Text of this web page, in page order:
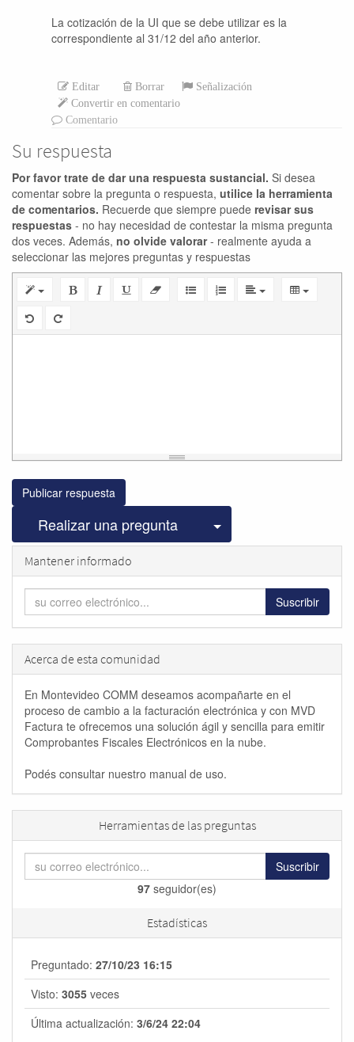
La cotización de la UI que se debe utilizar es la
correspondiente al 31/12 del año anterior.
Editar Borrar
Señalización
Convertir en comentario
Comentario
Su respuesta
Por favor trate de dar una respuesta sustancial. Si desea
comentar sobre la pregunta o respuesta, utilice la herramienta
de comentarios. Recuerde que siempre puede revisar sus
respuestas - no hay necesidad de contestar la misma pregunta
dos veces. Además, no olvide valorar- realmente ayuda a
seleccionar las mejores preguntas y respuestas
Publicar respuesta
Realizar una pregunta Seleccionar
Mantener informado
Suscribir
Acerca de esta comunidad
En Montevideo COMM deseamos acompañarte en el
proceso de cambio a la facturación electrónica y con MVD
Factura te ofrecemos una solución ágil y sencilla para emitir
Comprobantes Fiscales Electrónicos en la nube.
Podés consultar nuestro manual de uso.
Herramientas de las preguntas
Suscribir
97 seguidor(es)
Estadísticas
Preguntado: 27/10/23 16:15
Visto: 3055 veces
Última actualización: 3/6/24 22:04